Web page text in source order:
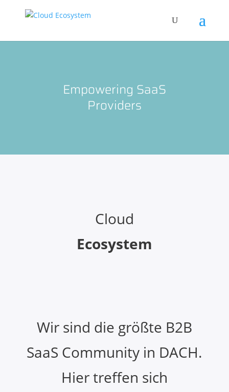
Empowering SaaS
Providers
Cloud
Ecosystem
Wir sind die größte B2B
SaaS Community in DACH.
Hier treffen sich